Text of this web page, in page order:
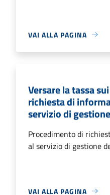
VAI ALLA PAGINA
Versare la tassa
richiesta di
servizio di
Procedimento di
al servizio di gestione
VAI ALLA PAGINA